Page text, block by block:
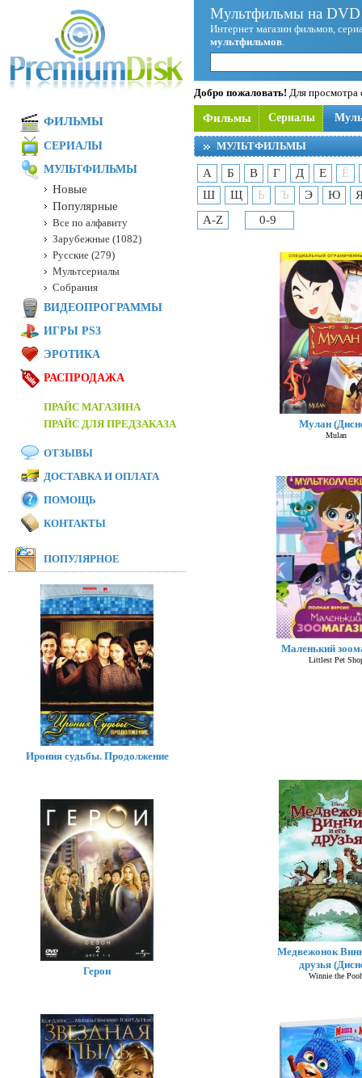
Мультфильмы на
Интернет магазин фильмов,
мультфильмов.
Добро пожаловать! Для просмотра
Фильмы Сериалы
МУЛЬТФИЛЬМЫ
А Б В Г Д Е
Ё
Ш
Щ Ь Ъ Э Ю
A-Z
0-9
Мулан
Mulan
Маленький
Littlest Pet
Медвежонок
друзья
Winnie the
ФИЛЬМЫ
СЕРИАЛЫ
МУЛЬТФИЛЬМЫ
Новые
Популярные
Все по алфавиту
Зарубежные (1082)
Русские (279)
Мультсериалы
Собрания
ВИДЕОПРОГРАММЫ
ИГРЫ PS3
ЭРОТИКА
РАСПРОДАЖА
ПРАЙС МАГАЗИНА
ПРАЙС ДЛЯ ПРЕДЗАКАЗА
ОТЗЫВЫ
ДОСТАВКА И ОПЛАТА
ПОМОЩЬ
КОНТАКТЫ
ПОПУЛЯРНОЕ
Ирония судьбы. Продолжение
Герои